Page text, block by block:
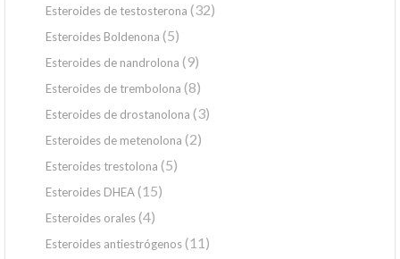
Esteroides de testosterona (32)
Esteroides Boldenona (5)
Esteroides de nandrolona (9)
Esteroides de trembolona (8)
Esteroides de drostanolona (3)
Esteroides de metenolona (2)
Esteroides trestolona (5)
Esteroides DHEA(15)
Esteroides orales(4)
Esteroides antiestrógenos(11)